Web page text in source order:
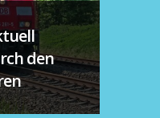
den